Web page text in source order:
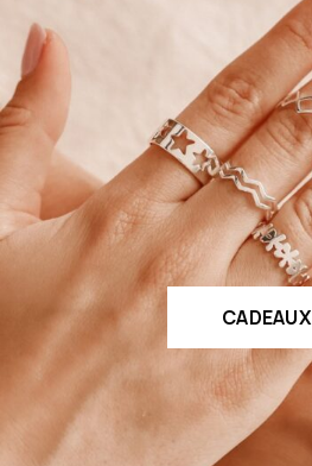
CADEAUX